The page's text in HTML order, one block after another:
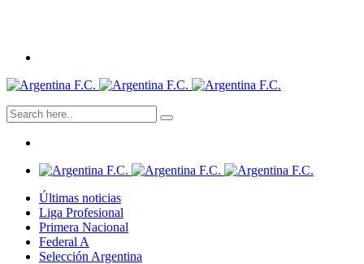
Últimas noticias
Liga Profesional
Primera Nacional
Federal A
Selección Argentina